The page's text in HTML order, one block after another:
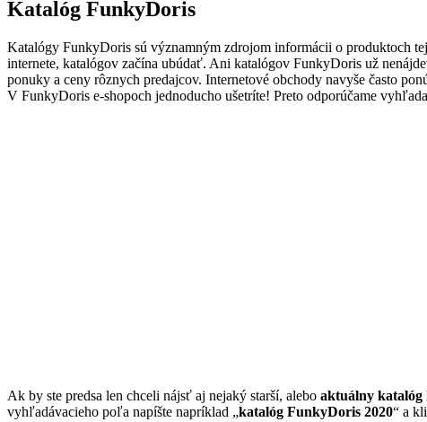
Katalóg FunkyDoris
Katalógy FunkyDoris sú významným zdrojom informácii o produktoch
internete, katalógov začína ubúdať. Ani katalógov FunkyDoris už
ponuky a ceny rôznych predajcov. Internetové obchody navyše často
V FunkyDoris e-shopoch jednoducho ušetríte! Preto odporúčame
Ak by ste predsa len chceli nájsť aj nejaký starší, alebo aktuálny
vyhľadávacieho poľa napíšte napríklad „katalóg FunkyDoris 2020“ a